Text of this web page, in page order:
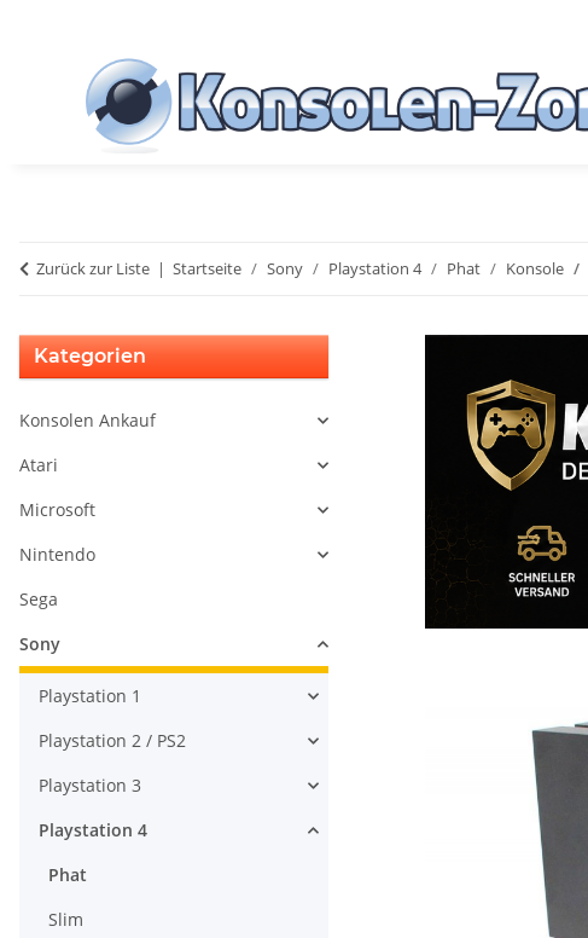
Zurück zur Liste Startseite Sony Playstation 4 Phat Konsole
Kategorien
Konsolen Ankauf
Atari
Microsoft
Nintendo
Sega
Sony
Playstation 1
Playstation 2 / PS2
Playstation 3
Playstation 4
Phat
Slim